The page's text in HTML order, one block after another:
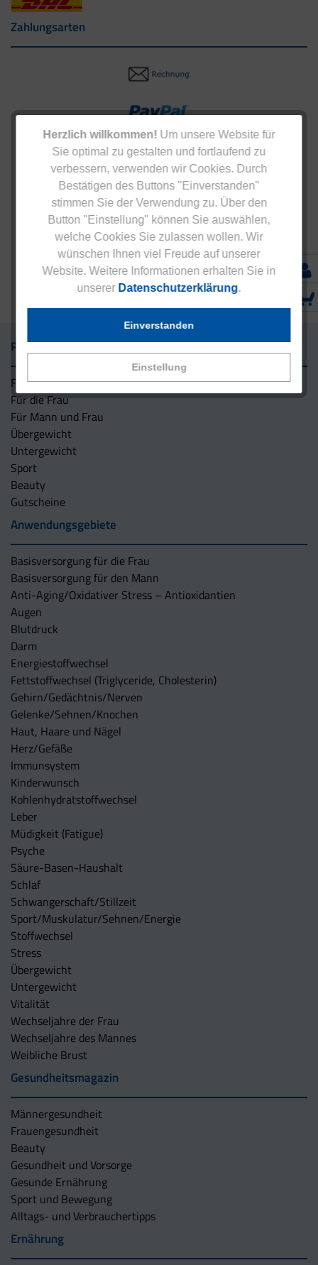
Herzlich willkommen! Um unsere Website für
Sie optimal zu gestalten und fortlaufend zu
verbessern, verwenden wir Cookies. Durch
Bestätigen des Buttons "Einverstanden"
stimmen Sie der Verwendung zu. Über den
Button "Einstellung" können Sie auswählen,
welche Cookies Sie zulassen wollen. Wir
wünschen Ihnen viel Freude auf unserer
Website. Weitere Informationen erhalten Sie in
unserer Datenschutzerklärung.
Einstellung
Einverstanden
Zahlungsarten
Präparate
Für den Mann
Für die Frau
Für Mann und Frau
Übergewicht
Untergewicht
Sport
Beauty
Gutscheine
Anwendungsgebiete
Basisversorgung für die Frau
Basisversorgung für den Mann
Anti-Aging/Oxidativer Stress – Antioxidantien
Augen
Blutdruck
Darm
Energiestoffwechsel
Fettstoffwechsel (Triglyceride, Cholesterin)
Gehirn/Gedächtnis/Nerven
Gelenke/Sehnen/Knochen
Haut, Haare und Nägel
Herz/Gefäße
Immunsystem
Kinderwunsch
Kohlenhydratstoffwechsel
Leber
Müdigkeit (Fatigue)
Psyche
Säure-Basen-Haushalt
Schlaf
Schwangerschaft/Stillzeit
Sport/Muskulatur/Sehnen/Energie
Stoffwechsel
Stress
Übergewicht
Untergewicht
Vitalität
Wechseljahre der Frau
Wechseljahre des Mannes
Weibliche Brust
Gesundheitsmagazin
Männergesundheit
Frauengesundheit
Beauty
Gesundheit und Vorsorge
Gesunde Ernährung
Sport und Bewegung
Alltags- und Verbrauchertipps
Ernährung